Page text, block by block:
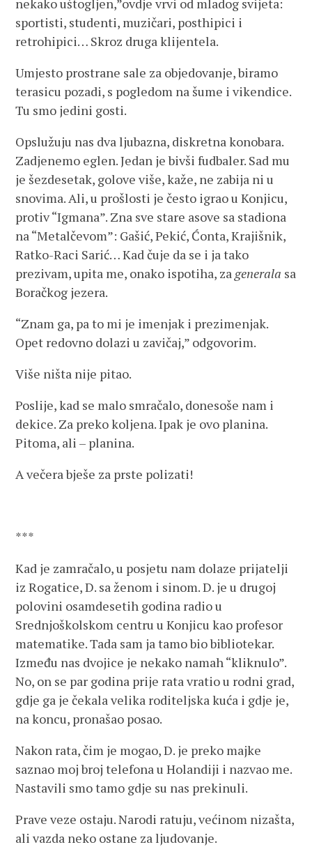
nekako uštogljen,”ovdje vrvi od mladog svijeta:
sportisti, studenti, muzičari, posthipici i
retrohipici… Skroz druga klijentela.
Umjesto prostrane sale za objedovanje, biramo
terasicu pozadi, s pogledom na šume i vikendice.
Tu smo jedini gosti.
Opslužuju nas dva ljubazna, diskretna konobara.
Zadjenemo eglen. Jedan je bivši fudbaler. Sad mu
je šezdesetak, golove više, kaže, ne zabija ni u
snovima. Ali, u prošlosti je često igrao u Konjicu,
protiv “Igmana”. Zna sve stare asove sa stadiona
na “Metalčevom”: Gašić, Pekić, Ćonta, Krajišnik,
Ratko-Raci Sarić… Kad čuje da se i ja tako
prezivam, upita me, onako ispotiha, za generala sa
Boračkog jezera.
“Znam ga, pa to mi je imenjak i prezimenjak.
Opet redovno dolazi u zavičaj,” odgovorim.
Više ništa nije pitao.
Poslije, kad se malo smračalo, donesoše nam i
dekice. Za preko koljena. Ipak je ovo planina.
Pitoma, ali – planina.
A večera bješe za prste polizati!
***
Kad je zamračalo, u posjetu nam dolaze prijatelji
iz Rogatice, D. sa ženom i sinom. D. je u drugoj
polovini osamdesetih godina radio u
Srednjoškolskom centru u Konjicu kao profesor
matematike. Tada sam ja tamo bio bibliotekar.
Između nas dvojice je nekako namah “kliknulo”.
No, on se par godina prije rata vratio u rodni grad,
gdje ga je čekala velika roditeljska kuća i gdje je,
na koncu, pronašao posao.
Nakon rata, čim je mogao, D. je preko majke
saznao moj broj telefona u Holandiji i nazvao me.
Nastavili smo tamo gdje su nas prekinuli.
Prave veze ostaju. Narodi ratuju, većinom nizašta,
ali vazda neko ostane za ljudovanje.